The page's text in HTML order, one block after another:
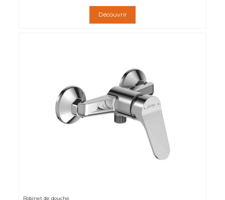
Découvrir
Robinet de douche